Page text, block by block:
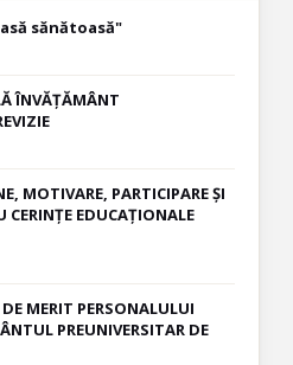
sănătoasă"
ÎNVĂȚĂMÂNT
MOTIVARE, PARTICIPARE ȘI
CERINȚE EDUCAȚIONALE
MERIT PERSONALULUI
PREUNIVERSITAR DE